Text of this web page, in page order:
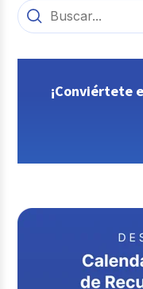
¡Conviértete